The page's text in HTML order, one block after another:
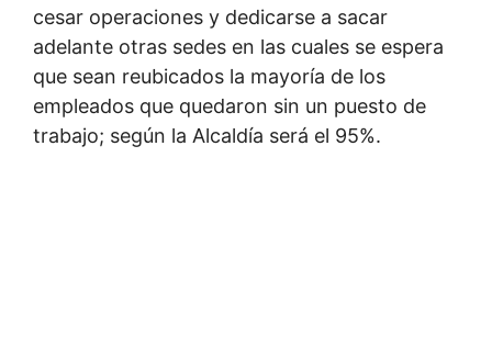
cesar operaciones y dedicarse a sacar
adelante otras sedes en las cuales se espera
que sean reubicados la mayoría de los
empleados que quedaron sin un puesto de
trabajo; según la Alcaldía será el 95%.